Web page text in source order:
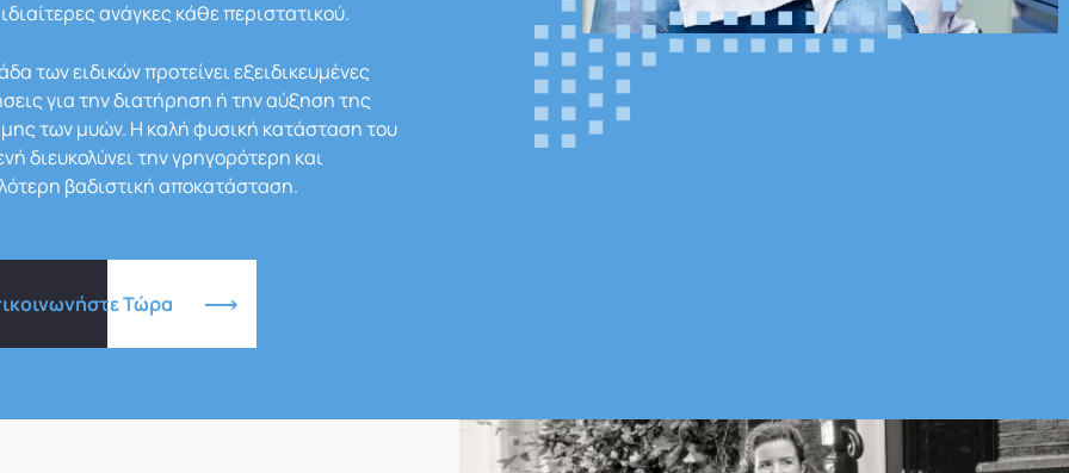
ανάγκες κάθε περιστατικού.
των ειδικών προτείνει εξειδικευμένες
για την διατήρηση ή την αύξηση της
των μυών. Η καλή φυσική κατάσταση του
διευκολύνει την γρηγορότερη και
βαδιστική αποκατάσταση.
Τώρα